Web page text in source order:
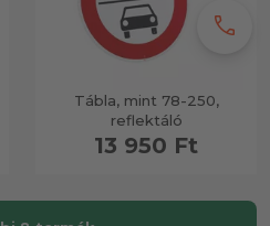
Tábla, mint 78-250,
reflektáló
13 950 Ft
call